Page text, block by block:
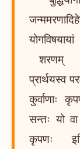
शरणम्
प्रार्थयस्व
कुर्वाणाः
सन्तः यो वा
कृपणः